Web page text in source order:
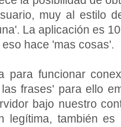
muy al estilo
La aplicación es
hace 'mas cosas'.
para funcionar
frases' para ello
bajo nuestro
legítima, también